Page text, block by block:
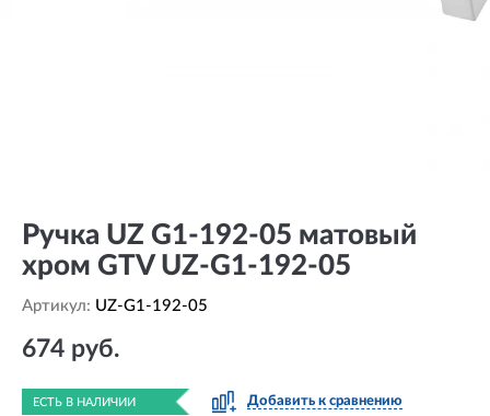
Ручка UZ G1-192-05 матовый
хром GTV UZ-G1-192-05
Артикул: UZ-G1-192-05
674 руб.
ЕСТЬ В НАЛИЧИИ Добавить к сравнению